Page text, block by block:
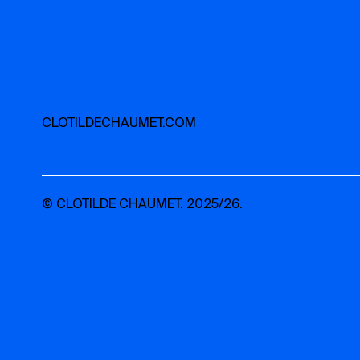
CLOTILDECHAUMET.COM
© CLOTILDE CHAUMET. 2025/26.